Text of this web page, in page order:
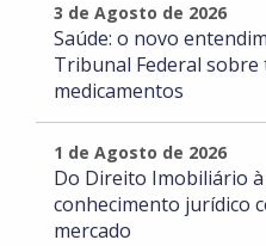
3 de Agosto de 2026
Saúde: o novo
Tribunal Federal
medicamentos
1 de Agosto de 2026
Do Direito Imobiliário
conhecimento jurídico
mercado